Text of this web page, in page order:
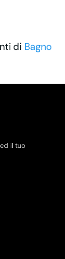
di Bagno
il tuo